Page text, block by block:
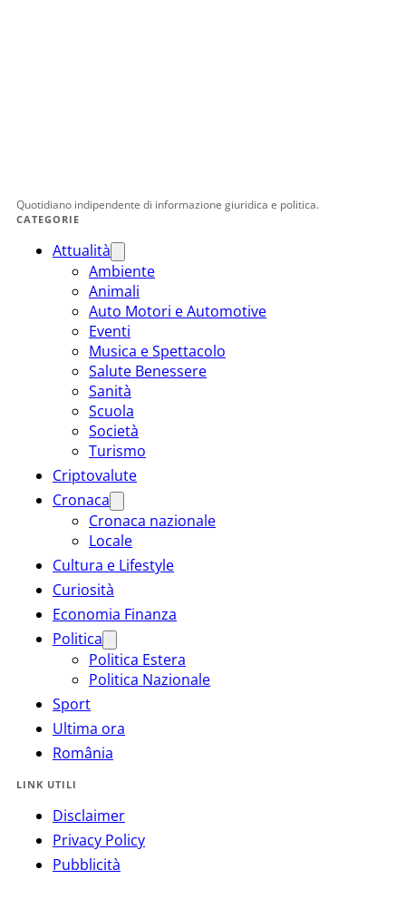
Quotidiano indipendente di informazione giuridica e politica.
CATEGORIE
Attualità
Ambiente
Animali
Auto Motori e Automotive
Eventi
Musica e Spettacolo
Salute Benessere
Sanità
Scuola
Società
Turismo
Criptovalute
Cronaca
Cronaca nazionale
Locale
Cultura e Lifestyle
Curiosità
Economia Finanza
Politica
Politica Estera
Politica Nazionale
Sport
Ultima ora
România
LINK UTILI
Disclaimer
Privacy Policy
Pubblicità